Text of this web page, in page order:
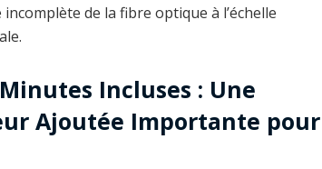
incomplète de la fibre optique à l’échelle
Incluses : Une
Ajoutée Importante pour